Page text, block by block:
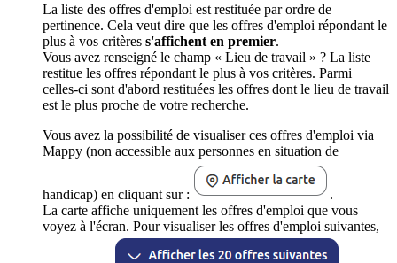
La liste des offres d'emploi est restituée par ordre de
pertinence. Cela veut dire que les offres d'emploi répondant le
plus à vos critères s'affichent en premier.
Vous avez renseigné le champ « Lieu de travail » ? La liste
restitue les offres répondant le plus à vos critères. Parmi
celles-ci sont d'abord restituées les offres dont le lieu de travail
est le plus proche de votre recherche.
Vous avez la possibilité de visualiser ces offres d'emploi via
Mappy (non accessible aux personnes en situation de
handicap) en cliquant sur :
.
La carte affiche uniquement les offres d'emploi que vous
voyez à l'écran. Pour visualiser les offres d'emploi suivantes,